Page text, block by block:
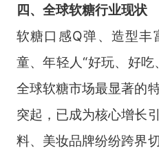
四、全球软糖行业现状
软糖口感Q弹、造型丰
童、年轻人“好玩、好吃
全球软糖市场最显著的
突起，已成为核心增长
料、美妆品牌纷纷跨界